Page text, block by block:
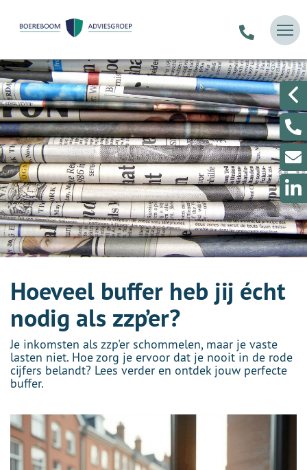
Hoeveel buffer heb jij écht
nodig als zzp’er?
Je inkomsten als zzp'er schommelen, maar je vaste
lasten niet. Hoe zorg je ervoor dat je nooit in de rode
cijfers belandt? Lees verder en ontdek jouw perfecte
buffer.